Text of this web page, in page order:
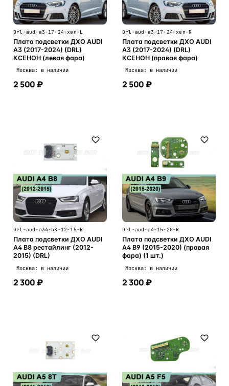
Drl-aud-a3-17-24-xen-L
Плата подсветки ДХО AUDI
A3 (2017-2024) (DRL)
КСЕНОН (левая фара)
Москва: в наличии
2 500 ₽
Drl-aud-a3-17-24-xen-R
Плата подсветки ДХО AUDI
A3 (2017-2024) (DRL)
КСЕНОН (правая фара)
Москва: в наличии
2 500 ₽
Drl-aud-a34-b8-12-15-R
Плата подсветки ДХО AUDI
A4 B8 рестайлинг (2012-
2015) (DRL)
Москва: в наличии
2 300 ₽
Drl-aud-a4-15-20-R
Плата подсветки ДХО AUDI
A4 B9 (2015-2020) (правая
фара) (1 шт.)
Москва: в наличии
2 300 ₽